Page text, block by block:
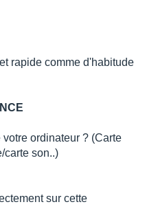
rapide comme d'habitude
ordinateur ? (Carte
carte son..)
sur cette